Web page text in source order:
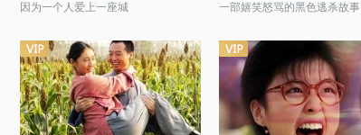
因为一个人爱上一座城 一部嬉笑怒骂的黑色逃杀故事